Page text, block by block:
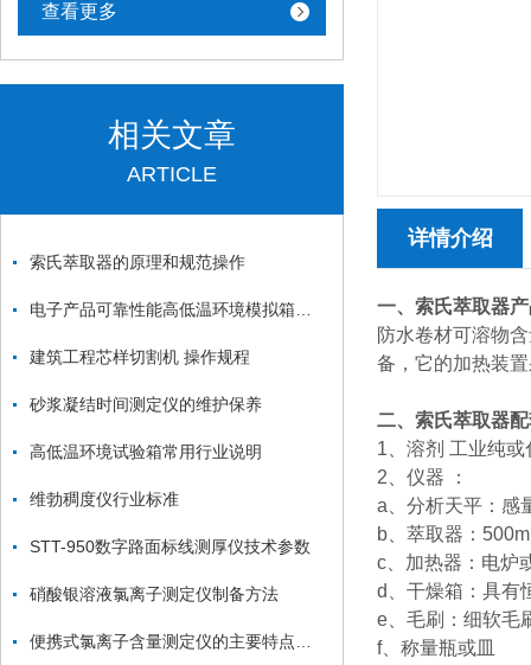
查看更多
相关文章
ARTICLE
索氏萃取器的原理和规范操作
建筑工程芯样切割机 操作规程
砂浆凝结时间测定仪的维护保养
高低温环境试验箱常用行业说明
维勃稠度仪行业标准
STT-950数字路面标线测厚仪技术参数
硝酸银溶液氯离子测定仪制备方法
详情介绍
一、索氏萃取器
防水卷材可溶物
备，它的加热装
二、索氏萃取器
1、溶剂 工业纯或
2、仪器 ：
a、分析天平：感
b、萃取器：
c、加热器：电炉
d、干燥箱：具有
e、毛刷：细软毛
f、称量瓶或皿